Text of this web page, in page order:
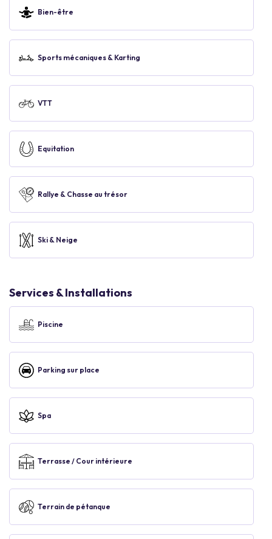
Bien-être
Sports mécaniques & Karting
VTT
Equitation
Rallye & Chasse au trésor
Ski & Neige
Services & Installations
Piscine
Parking sur place
Spa
Terrasse / Cour intérieure
Terrain de pétanque